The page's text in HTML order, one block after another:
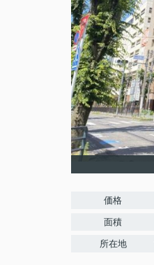
価格
面積
所在地